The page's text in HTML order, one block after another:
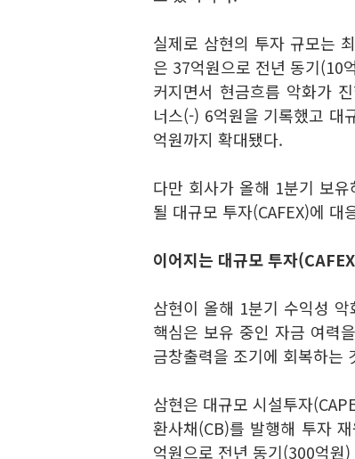
실제로 삼현의 투자 규모는
은 37억원으로 전년 동기(10
커지면서 현금흐름 악화가
너스(-) 6억원을 기록했고 대
억원까지 확대됐다.
다만 회사가 올해 1분기 보
될 대규모 투자(CAFEX)에 대
이어지는 대규모 투자
삼현이 올해 1분기 수익성
핵심은 보유 중인 자금 여력
금창출력을 조기에 회복하는
삼현은 대규모 시설투자
환사채(CB)를 발행해 투자
억원으로 전년 동기(300억원